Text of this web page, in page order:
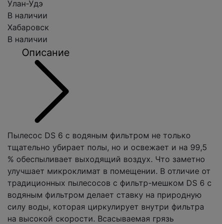
Улан-Удэ
В наличии
Хабаровск
В наличии
Описание
Пылесос DS 6 с водяным фильтром не только
тщательно убирает полы, но и освежает и на 99,5
% обеспыливает выходящий воздух. Что заметно
улучшает микроклимат в помещении. В отличие от
традиционных пылесосов с фильтр-мешком DS 6 с
водяным фильтром делает ставку на природную
силу воды, которая циркулирует внутри фильтра
на высокой скорости. Всасываемая грязь